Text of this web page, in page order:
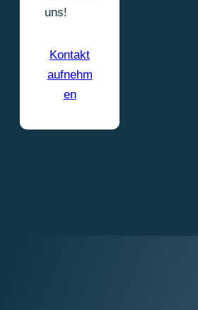
uns!
Kontakt
aufnehm
en